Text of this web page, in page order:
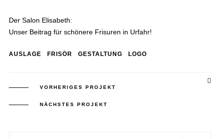
Der Salon Elisabeth:
Unser Beitrag für schönere Frisuren in Urfahr!
AUSLAGE FRISÖR GESTALTUNG LOGO
VORHERIGES PROJEKT
NÄCHSTES PROJEKT